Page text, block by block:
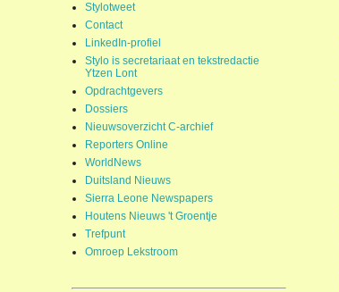
Stylotweet
Contact
LinkedIn-profiel
Stylo is secretariaat en tekstredactie
Ytzen Lont
Opdrachtgevers
Dossiers
Nieuwsoverzicht C-archief
Reporters Online
WorldNews
Duitsland Nieuws
Sierra Leone Newspapers
Houtens Nieuws 't Groentje
Trefpunt
Omroep Lekstroom